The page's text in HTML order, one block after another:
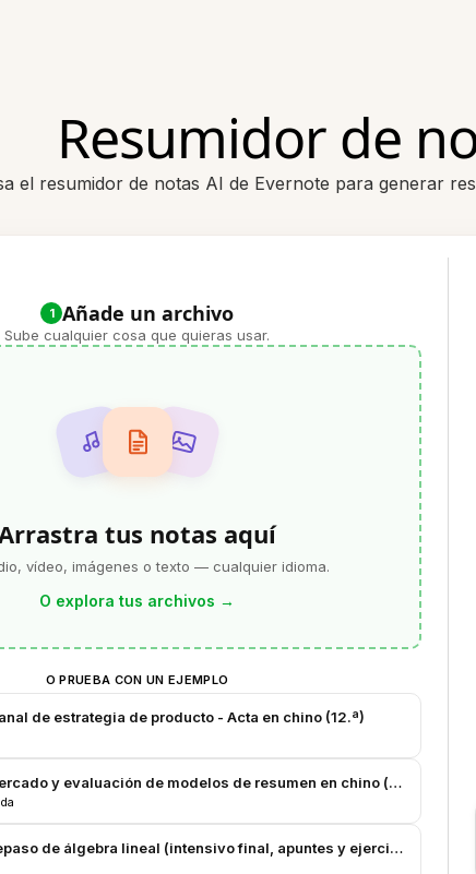
Resumidor de
el resumidor de notas AI de Evernote para generar
1 Añade un archivo
Sube cualquier cosa que quieras usar.
tus notas aquí
vídeo, imágenes o texto — cualquier idioma.
O explora tus archivos →
O PRUEBA CON UN EJEMPLO
de estrategia de producto - Acta en chino (12.ª)
y evaluación de modelos de resumen en chino (compilación)
de álgebra lineal (intensivo final, apuntes y ejercicios en